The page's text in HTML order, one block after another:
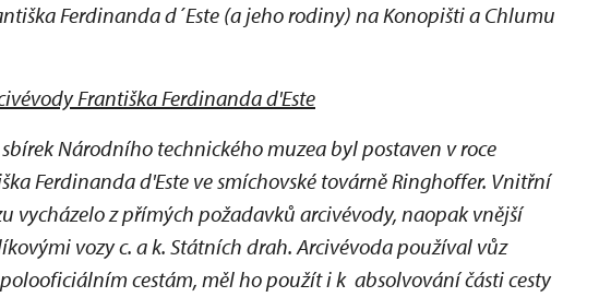
Ferdinanda d´Este (a jeho rodiny) na Konopišti a Chlumu
Františka Ferdinanda d'Este
Národního technického muzea byl postaven v roce
Ferdinanda d'Este ve smíchovské továrně Ringhoffer. Vnitřní
vycházelo z přímých požadavků arcivévody, naopak vnější
vozy c. a k. Státních drah. Arcivévoda používal vůz
cestám, měl ho použít i k absolvování části cesty